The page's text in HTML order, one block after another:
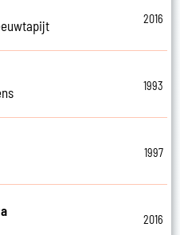
2016
1993
1997
2016